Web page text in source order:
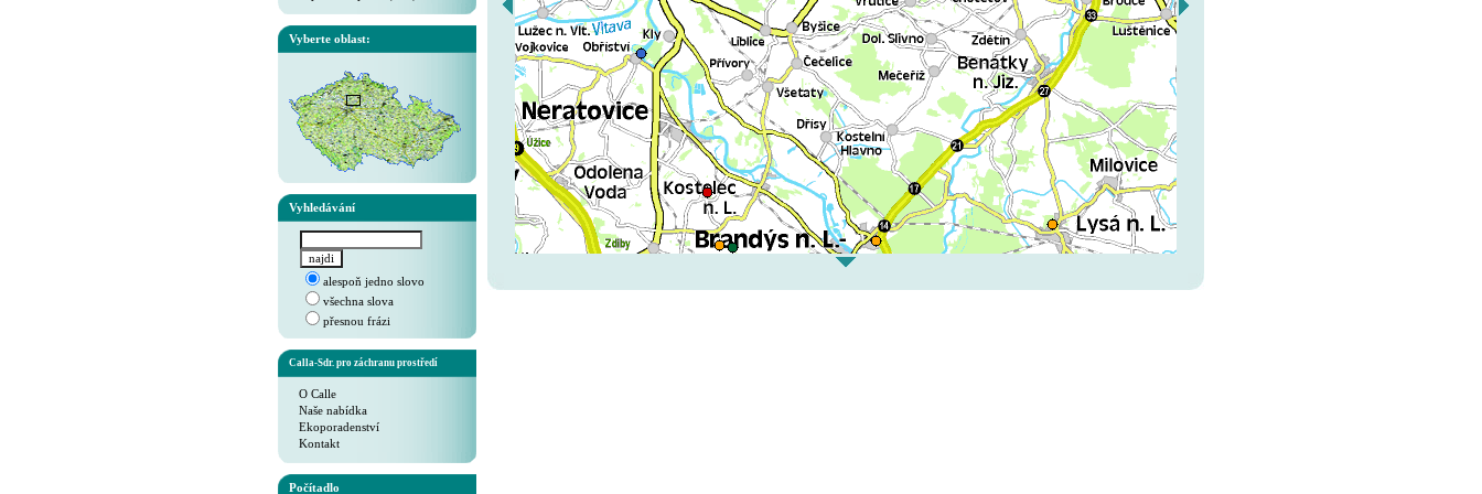
Vyberte oblast:
Vyhledávání
alespoň jedno slovo
všechna slova
přesnou frázi
Calla-Sdr. pro záchranu prostředí
O Calle
Naše nabídka
Ekoporadenství
Kontakt
Počítadlo